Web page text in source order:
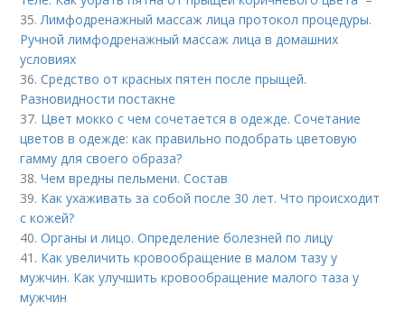
35. Лимфодренажный массаж лица протокол процедуры.
Ручной лимфодренажный массаж лица в домашних
условиях
36.Средство от красных пятен после прыщей.
Разновидности постакне
37. Цвет мокко с чем сочетается в одежде. Сочетание
цветов в одежде: как правильно подобрать цветовую
гамму для своего образа?
38.Чем вредны пельмени. Состав
39. Как ухаживать за собой после 30 лет. Что происходит
с кожей?
40.Органы и лицо. Определение болезней по лицу
41. Как увеличить кровообращение в малом тазу у
мужчин. Как улучшить кровообращение малого таза у
мужчин